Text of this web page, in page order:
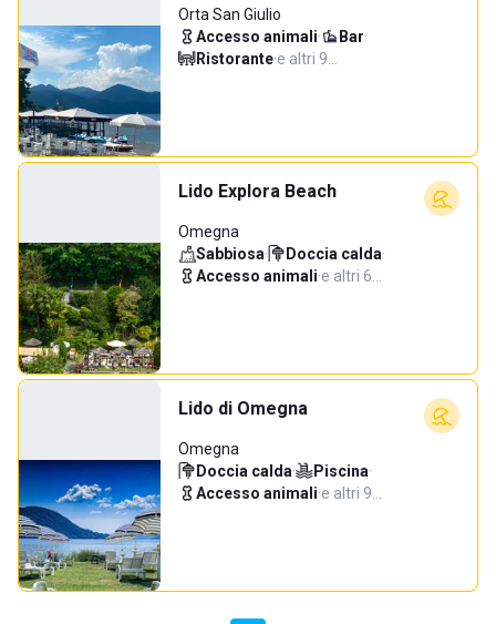
Orta San Giulio
Accesso animali· Bar·
Ristorante·e altri 9…
Lido Explora Beach
Omegna
Sabbiosa· Doccia calda·
Accesso animali·e altri 6…
Lido di Omegna
Omegna
Doccia calda· Piscina·
Accesso animali·e altri 9…